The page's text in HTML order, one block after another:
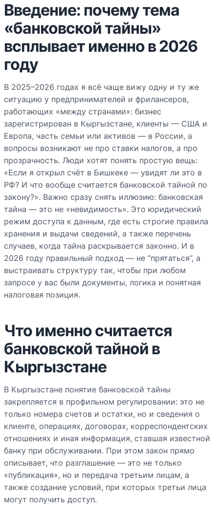
Введение: почему тема
«банковской тайны»
всплывает именно в 2026
году
В 2025–2026 годах я всё чаще вижу одну и ту же
ситуацию у предпринимателей и фрилансеров,
работающих «между странами»: бизнес
зарегистрирован в Кыргызстане, клиенты — США и
Европа, часть семьи или активов — в России, а
вопросы возникают не про ставки налогов, а про
прозрачность. Люди хотят понять простую вещь:
«Если я открыл счёт в Бишкеке — увидят ли это в
РФ? И что вообще считается банковской тайной по
закону?». Важно сразу снять иллюзию: банковская
тайна — это не «невидимость». Это юридический
режим доступа к данным, где есть строгие правила
хранения и выдачи сведений, а также перечень
случаев, когда тайна раскрывается законно. И в
2026 году правильный подход — не “прятаться”, а
выстраивать структуру так, чтобы при любом
запросе у вас были документы, логика и понятная
налоговая позиция.
Что именно считается
банковской тайной в
Кыргызстане
В Кыргызстане понятие банковской тайны
закрепляется в профильном регулировании: это не
только номера счетов и остатки, но и сведения о
клиенте, операциях, договорах, корреспондентских
отношениях и иная информация, ставшая известной
банку при обслуживании. При этом закон прямо
описывает, что разглашение — это не только
«публикация», но и передача третьим лицам, а
также создание условий, при которых третьи лица
могут получить доступ.